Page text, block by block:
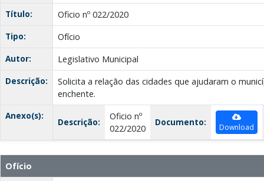
Título:
Oficio nº 022/2020
Tipo:
Ofício
Autor:
Legislativo Municipal
Descrição:
Solicita a relação das cidades que ajudaram o
enchente.
Anexo(s):
Descrição:
Oficio nº
022/2020
Documento: Download
Ofício